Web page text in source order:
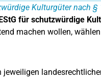
Kulturgüter nach §
für schutzwürdige
machen wollen,
jeweiligen